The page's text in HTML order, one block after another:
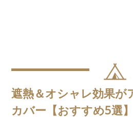
遮熱＆オシャレ効果が
カバー【おすすめ5選】